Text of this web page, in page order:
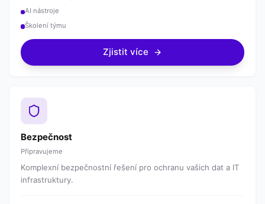
AI nástroje
Školení týmu
Zjistit více
Bezpečnost
Připravujeme
Komplexní bezpečnostní řešení pro ochranu vašich dat a IT
infrastruktury.